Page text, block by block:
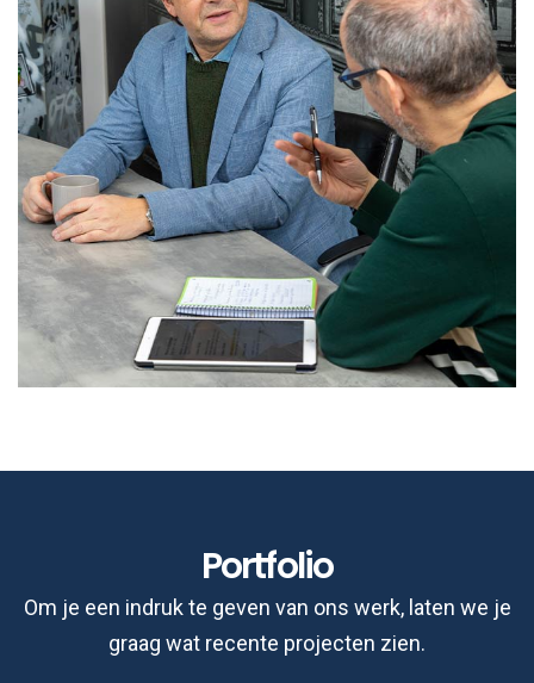
Portfolio
Om je een indruk te geven van ons werk, laten we je
graag wat recente projecten zien.